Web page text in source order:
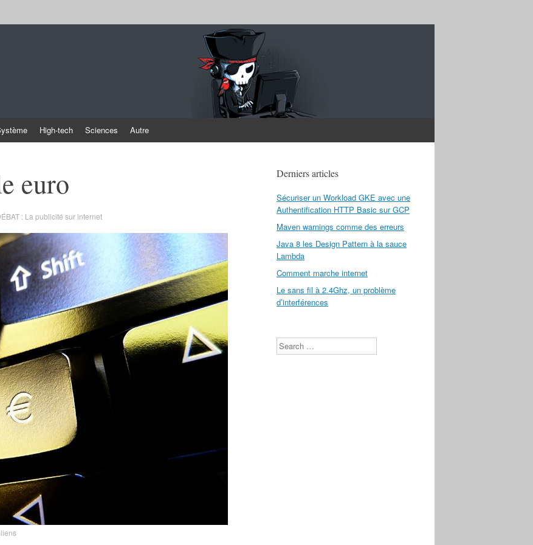
High-tech Sciences Autre
euro
: La publicité sur internet
Derniers articles
Sécuriser un Workload GKE avec une
Authentification HTTP Basic sur GCP
Maven warnings comme des erreurs
Java 8 les Design Pattern à la sauce
Lambda
Comment marche internet
Le sans fil à 2.4Ghz, un problème
d’interférences
Search